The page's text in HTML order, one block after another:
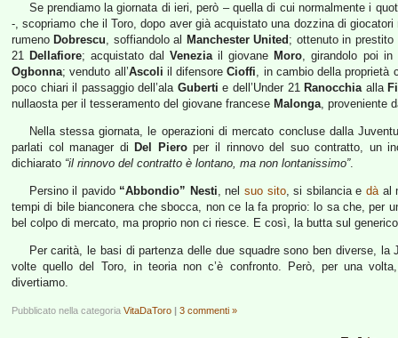
Se prendiamo la giornata di ieri, però – quella di cui normalmente i
-, scopriamo che il Toro, dopo aver già acquistato una dozzina di
rumeno Dobrescu, soffiandolo al Manchester United ; ottenuto in
21 Dellafiore; acquistato dalVeneziail giovane Moro, girandolo poi
Ogbonna; venduto all’Ascoli il difensoreCioffi, in cambio della proprietà
poco chiari il passaggio dell’ala Guberti e dell’Under 21 Ranocchiaalla
nullaosta per il tesseramento del giovane francese Malonga, proveniente
Nella stessa giornata, le operazioni di mercato concluse dalla
parlati col manager di Del Pieroper il rinnovo del suo contratto, un
dichiarato “il rinnovo del contratto è lontano, ma non lontanissimo”.
Persino il pavido “Abbondio” Nesti, nelsuo sito, si sbilancia e dàal
tempi di bile bianconera che sbocca, non ce la fa proprio: lo sa che, per
bel colpo di mercato, ma proprio non ci riesce. E così, la butta sul
Per carità, le basi di partenza delle due squadre sono ben diverse,
volte quello del Toro, in teoria non c’è confronto. Però, per una
divertiamo.
Pubblicato nella categoria VitaDaToro | 3 commenti »